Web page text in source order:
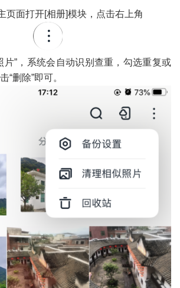
页面打开[相册]模块，点击右上角
片”，系统会自动识别查重，勾选重复或
“删除”即可。